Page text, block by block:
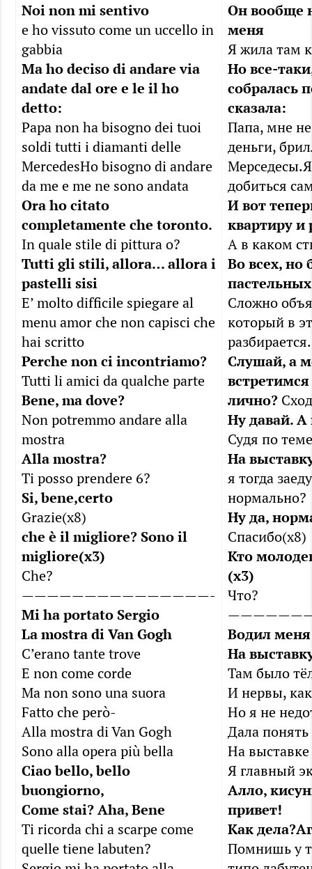
Noi non mi sentivo
e ho vissuto come un uccello in
gabbia
Ma ho deciso di andare via
andate dal ore e le il ho
detto:
Papa non ha bisogno dei tuoi
soldi tutti i diamanti delle
MercedesHo bisogno di andare
da me e me ne sono andata
Ora ho citato
completamente che toronto.
In quale stile di pittura o?
Tutti gli stili, allora… allora i
pastelli sisi
E’ molto difficile spiegare al
menu amor che non capisci che
hai scritto
Perche non ci incontriamo?
Tutti li amici da qualche parte
Bene, ma dove?
Non potremmo andare alla
mostra
Alla mostra?
Ti posso prendere 6?
Si, bene,certo
Grazie(х8)
che è il migliore? Sono il
migliore(х3)
Che?
———————————————-
Mi ha portato Sergio
La mostra di Van Gogh
C’erano tante trove
E non сome corde
Ma non sono una suora
Fatto che però-
Alla mostra di Van Gogh
Sono alla opera più bella
Ciao bello, bello
buongiorno,
Come stai? Aha, Bene
Ti ricorda chi a scarpe come
quelle tiene labuten?
Он вообще
меня
Я жила там
Но все-
собралась
сказала:
Папа, мне
деньги,
добиться
И вот
квартиру и
А в каком
Во всех, но
Сложно
который в
разбирается.
Слушай, а
лично?
Ну давай. А
Судя по
На
я тогда
нормально?
Ну да,
Спасибо(х8)
Кто
(х3)
Что?
Водил меня
На
Там было
И нервы,
Но я не
Дала понять
На выставке
Я главный
Алло,
привет!
Как дела?
Помнишь у